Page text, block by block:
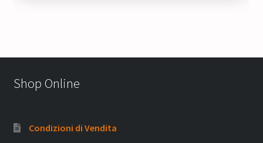
Shop Online
Condizioni di Vendita